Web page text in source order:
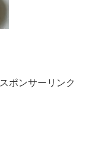
スポンサーリンク